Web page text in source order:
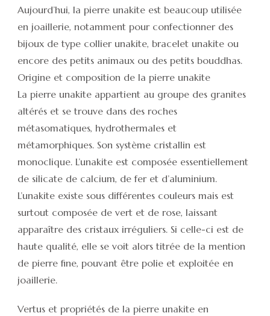
Aujourd’hui, la pierre unakite est beaucoup utilisée
en joaillerie, notamment pour confectionner des
bijoux de type collier unakite, bracelet unakite ou
encore des petits animaux ou des petits bouddhas.
Origine et composition de la pierre unakite
La pierre unakite appartient au groupe des granites
altérés et se trouve dans des roches
métasomatiques, hydrothermales et
métamorphiques. Son système cristallin est
monoclique. L’unakite est composée essentiellement
de silicate de calcium, de fer et d’aluminium.
L’unakite existe sous différentes couleurs mais est
surtout composée de vert et de rose, laissant
apparaître des cristaux irréguliers. Si celle-ci est de
haute qualité, elle se voit alors titrée de la mention
de pierre fine, pouvant être polie et exploitée en
joaillerie.
Vertus et propriétés de la pierre unakite en